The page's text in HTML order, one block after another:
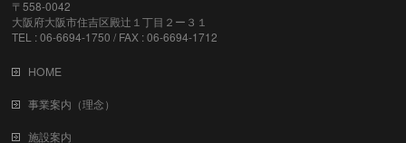
〒558-0042
大阪府大阪市住吉区殿辻１丁目２ー３１
TEL : 06-6694-1750 / FAX : 06-6694-1712
HOME
事業案内（理念）
施設案内